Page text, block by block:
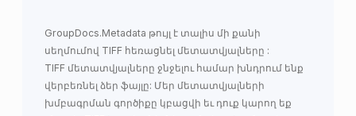
GroupDocs.Metadata թույլ է տալիս մի քանի
սեղմումով TIFF հեռացնել մետատվյալները :
TIFF մետատվյալները ջնջելու համար խնդրում ենք
վերբեռնել ձեր ֆայլը: Մեր մետատվյալների
խմբագրման գործիքը կբացվի եւ դուք կարող եք